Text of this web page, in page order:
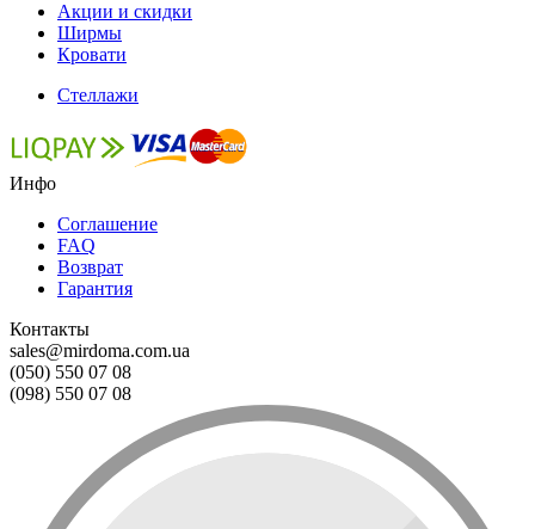
Акции и скидки
Ширмы
Кровати
Стеллажи
Инфо
Соглашение
FAQ
Возврат
Гарантия
Контакты
sales@mirdoma.com.ua
(050) 550 07 08
(098) 550 07 08